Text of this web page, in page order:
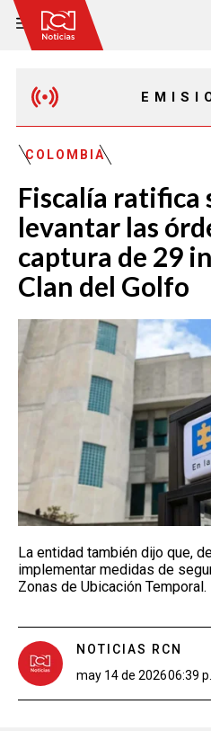
EMISIÓN
EMISIÓN 11:30 PM
COLOMBIA
Fiscalía ratifica
levantar las
captura de 29
Clan del Golfo
La entidad también dijo que,
implementar medidas de
Zonas de Ubicación Temporal.
NOTICIAS RCN
may 14 de 202606:39